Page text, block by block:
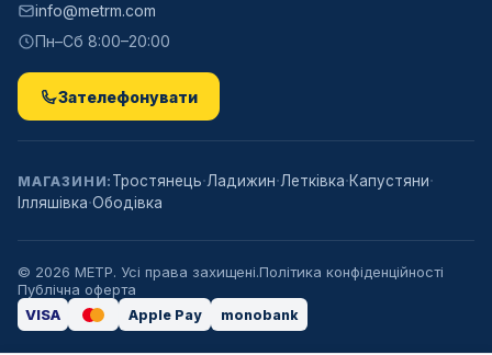
info@metrm.com
Пн–Сб 8:00–20:00
Зателефонувати
МАГАЗИНИ: Тростянець·Ладижин·Летківка·Капустяни·
Ілляшівка·Ободівка
© 2026 МЕТР. Усі права захищені.Політика конфіденційності
Публічна оферта
VISA
Apple Pay monobank